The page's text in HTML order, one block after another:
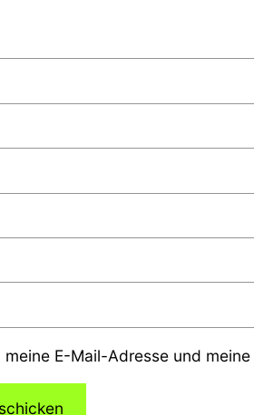
meine E-Mail-Adresse und